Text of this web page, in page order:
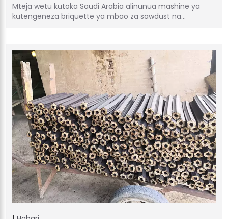
Mteja wetu kutoka Saudi Arabia alinunua mashine ya
kutengeneza briquette ya mbao za sawdust na…